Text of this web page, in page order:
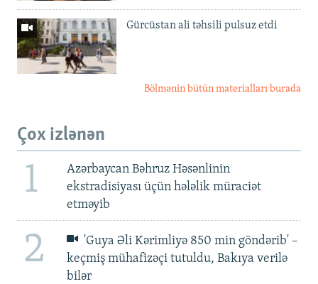
Gürcüstan ali təhsili pulsuz etdi
Bölmənin bütün materialları burada
Çox izlənən
1
Azərbaycan Bəhruz Həsənlinin
ekstradisiyası üçün hələlik müraciət
etməyib
2
'Guya Əli Kərimliyə 850 min göndərib' –
keçmiş mühafizəçi tutuldu, Bakıya verilə
bilər